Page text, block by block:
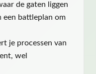
de gaten liggen
een battleplan om
je processen van
wel